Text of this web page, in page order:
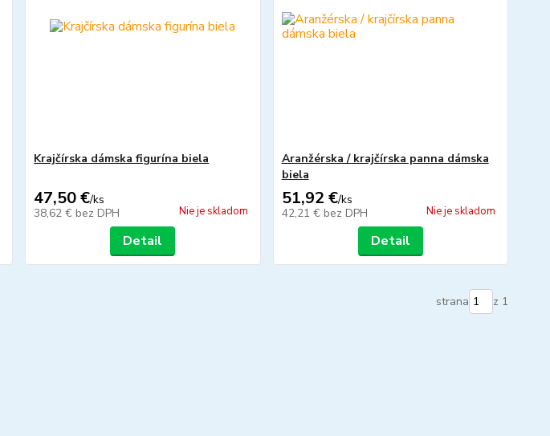
Krajčírska dámska figurína biela
47,50 €/ks
38,62 € bez DPH Nie je skladom
Detail
Aranžérska / krajčírska panna dámska
biela
51,92 €/ks
42,21 € bez DPH Nie je skladom
Detail
strana z 1